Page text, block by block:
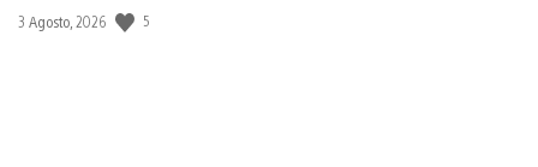
Data
3 Agosto, 2026 5